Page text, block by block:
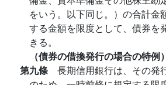
をいう。以下同じ。）の合計金
する金額を限度として、債券を
きる。
（債券の借換発行の場合の特例）
第九條 長期信用銀行は、その発